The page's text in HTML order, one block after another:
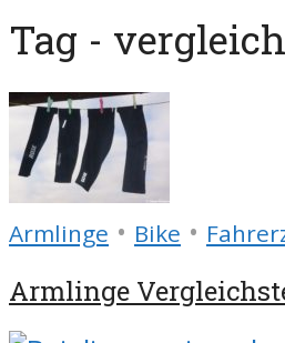
Tag -
Armlinge • Bike •
Armlinge